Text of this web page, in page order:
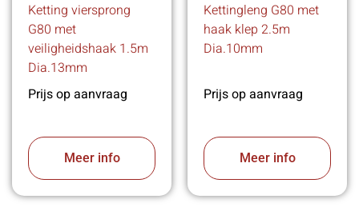
Ketting viersprong
G80 met
veiligheidshaak 1.5m
Dia.13mm
Prijs op aanvraag
Meer info
Kettingleng G80 met
haak klep 2.5m
Dia.10mm
Prijs op aanvraag
Meer info